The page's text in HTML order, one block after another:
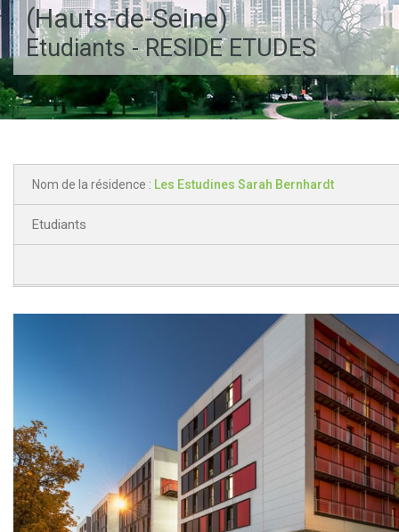
(Hauts-de-Seine)
Etudiants - RESIDE ETUDES
Nom de la résidence : Les Estudines Sarah Bernhardt
Etudiants